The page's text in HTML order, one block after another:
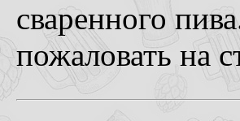
сваренного
пожаловать на